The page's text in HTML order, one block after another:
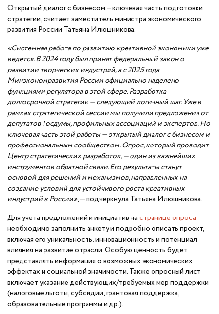
Открытый диалог с бизнесом — ключевая часть подготовки
стратегии, считает заместитель министра экономического
развития России Татьяна Илюшникова.
«Системная работа по развитию креативной экономики уже
ведется. В 2024 году был принят федеральный закон о
развитии творческих индустрий, а с 2025 года
Минэкономразвития России официально наделено
функциями регулятора в этой сфере. Разработка
долгосрочной стратегии — следующий логичный шаг. Уже в
рамках стратегической сессии мы получили предложения от
депутатов Госдумы, профильных ассоциаций и экспертов. Но
ключевая часть этой работы — открытый диалог с бизнесом и
профессиональным сообществом. Опрос, который проводит
Центр стратегических разработок, — один из важнейших
инструментов обратной связи. Его результаты станут
основой для решений и механизмов, направленных на
создание условий для устойчивого роста креативных
индустрий в России», — подчеркнула Татьяна Илюшникова.
Для учета предложений и инициатив настранице опроса
необходимо заполнить анкету и подробно описать проект,
включая его уникальность, инновационность и потенциал
влияния на развитие отрасли. Особую ценность будет
представлять информация о возможных экономических
эффектах и социальной значимости. Также опросный лист
включает указание действующих/требуемых мер поддержки
(налоговые льготы, субсидии, грантовая поддержка,
образовательные программы и др.).